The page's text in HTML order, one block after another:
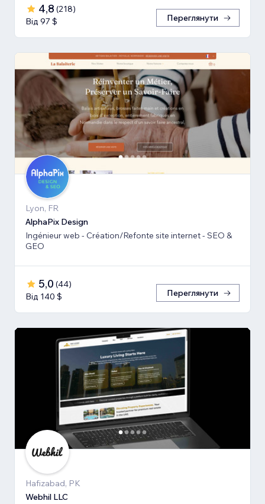
4,8 (218)
Від 97 $
Переглянути
Lyon, FR
AlphaPix Design
Ingénieur web - Création/Refonte site internet - SEO &
GEO
5,0 (44)
Від 140 $
Переглянути
Hafizabad, PK
Webhil LLC